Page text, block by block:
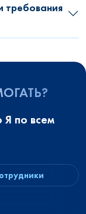
требования
по всем